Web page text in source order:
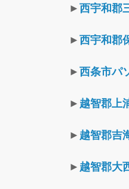
►西宇和郡
►西宇和郡
►西条市パ
► 越智郡上
► 越智郡吉
► 越智郡大